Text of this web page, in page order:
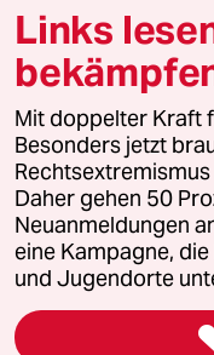
© 2026 taz Verlags
Alle Rechte vorbehalten.
wenden Sie sich bitte an
Feedback
Leitlinie Informant
Seitenwende
Links
Mit doppelter Kraft
Besonders jetzt
Daher gehen 50
Neuanmeldungen
eine Kampagne,
und Jugendorte